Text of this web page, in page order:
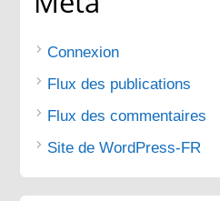
Connexion
Flux des publications
Flux des commentaires
Site de WordPress-FR